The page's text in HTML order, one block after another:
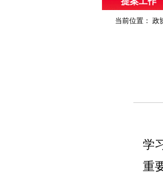
当前位置： 政
学
重